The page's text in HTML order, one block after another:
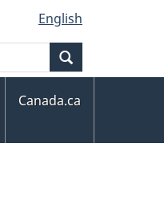
English
Canada.ca